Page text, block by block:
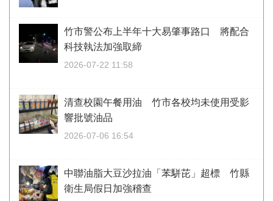
竹市警公布上半年十大易肇事路口 將配合
科技執法加強取締
2026-07-22 11:58
清查校園午餐用油 竹市各校均未使用受影
響批號油品
2026-07-06 16:54
中聯油脂大豆沙拉油「苯駢芘」超標 竹縣
衛生局假日加強稽查